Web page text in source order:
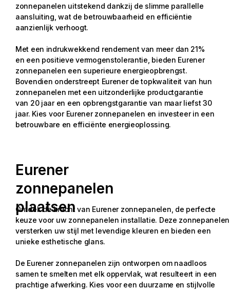
zonnepanelen uitstekend dankzij de slimme parallelle
aansluiting, wat de betrouwbaarheid en efficiëntie
aanzienlijk verhoogt.
Met een indrukwekkend rendement van meer dan 21%
en een positieve vermogenstolerantie, bieden Eurener
zonnepanelen een superieure energieopbrengst.
Bovendien onderstreept Eurener de topkwaliteit van hun
zonnepanelen met een uitzonderlijke productgarantie
van 20 jaar en een opbrengstgarantie van maar liefst 30
jaar. Kies voor Eurener zonnepanelen en investeer in een
betrouwbare en efficiënte energieoplossing.
Eurener
zonnepanelen
plaatsen
Ontdek de kracht van Eurener zonnepanelen, de perfecte
keuze voor uw zonnepanelen installatie. Deze zonnepanelen
versterken uw stijl met levendige kleuren en bieden een
unieke esthetische glans.
De Eurener zonnepanelen zijn ontworpen om naadloos
samen te smelten met elk oppervlak, wat resulteert in een
prachtige afwerking. Kies voor een duurzame en stijlvolle